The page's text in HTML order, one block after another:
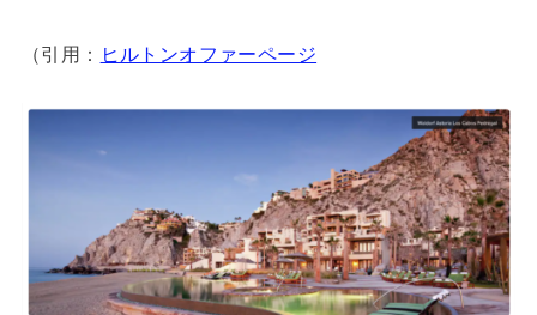
（引用： ヒルトンオファーページ